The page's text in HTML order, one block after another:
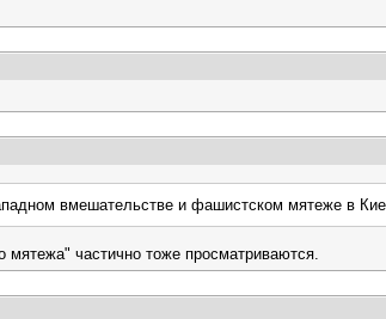
вмешательстве и фашистском мятеже в
мятежа" частично тоже просматриваются.